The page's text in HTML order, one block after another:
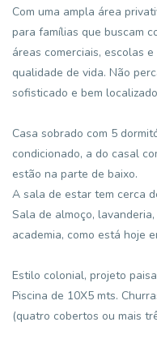
Com uma ampla área
para famílias que buscam
áreas comerciais, escolas
qualidade de vida. Não
sofisticado e bem
Casa sobrado com 5
condicionado, a do casal
estão na parte de baixo.
A sala de estar tem cerca
Sala de almoço,
academia, como está hoje
Estilo colonial, projeto
Piscina de 10X5 mts.
(quatro cobertos ou mais